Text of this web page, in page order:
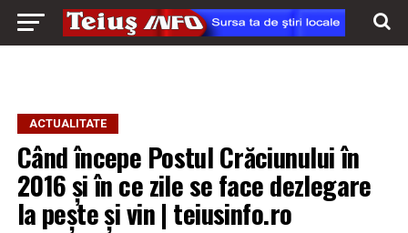
ACTUALITATE
Când începe Postul Crăciunului în
2016 și în ce zile se face dezlegare
la pește și vin | teiusinfo.ro